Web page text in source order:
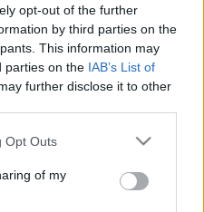
opt-out of the further
by third parties on the
This information may
parties on the IAB’s List of
further disclose it to other
uses one or more Google
behaviour. You may click to
and its third-party tags to
Opt Outs
of my
2.060.000)
el encuentro de la jornada
el Granada no ha informado
el Real Madrid.
muscular de grado I-II, por lo
partidos está